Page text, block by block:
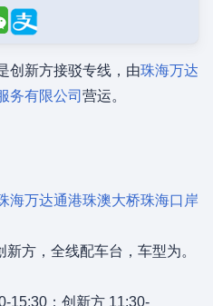
创新方接驳专线，由珠海万达
务有限公司 营运。
海万达通港珠澳大桥珠海口岸
方，全线配车台，车型为。
15:30；创新方 11:30-